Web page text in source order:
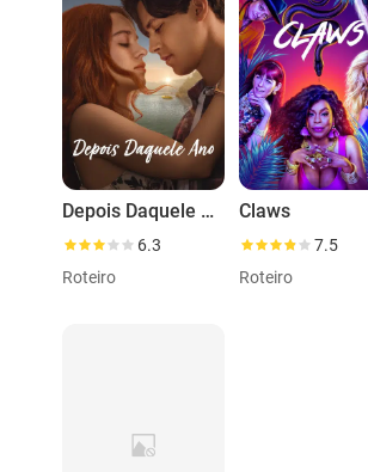
Depois Daquele Ano
6.3
Roteiro
Claws
7.5
Roteiro